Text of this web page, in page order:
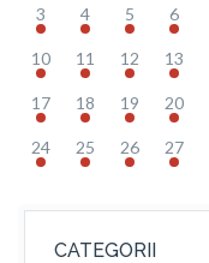
3 4 5 6
10 11 12 13
17 18 19 20
24 25 26 27
CATEGORII